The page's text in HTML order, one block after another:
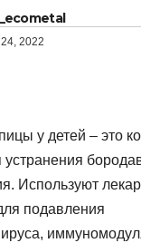
2022
у детей – это
устранения
Используют
подавления